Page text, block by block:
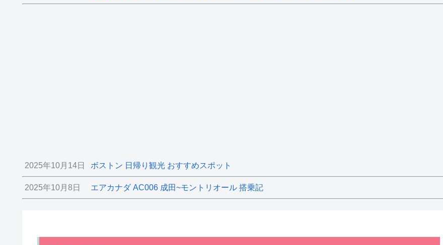
2025年10月14日 ボストン 日帰り観光 おすすめスポット
2025年10月8日 エアカナダ AC006 成田~モントリオール 搭乗記